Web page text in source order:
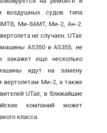
воздушных судов типа
Ми-8АМТ, Ми-2, Ан-2.
не случаен. UTair
AS350 и AS355, не
закажет еще несколько
идут на замену
Ми-2, а также
UTair, в ближайшие
компаний может
класса.